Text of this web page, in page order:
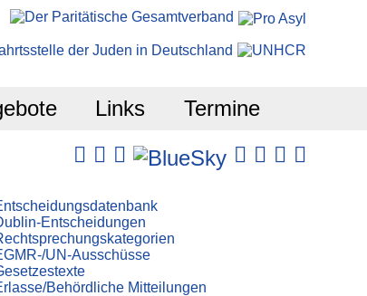
Links Termine
Entscheidungen
UN-Ausschüsse
Behördliche Mitteilungen